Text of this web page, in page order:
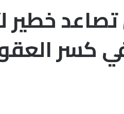
تصاعد
كسر